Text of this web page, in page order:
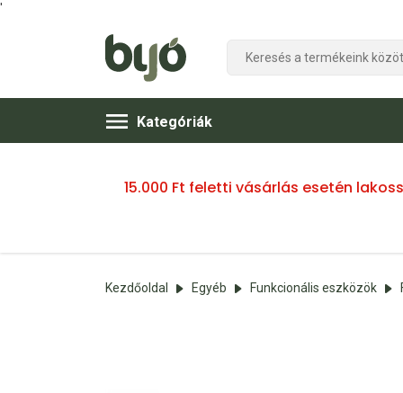
'
Kategóriák
15.000 Ft feletti vásárlás esetén
Kezdőoldal Egyéb Funkcionális eszközök